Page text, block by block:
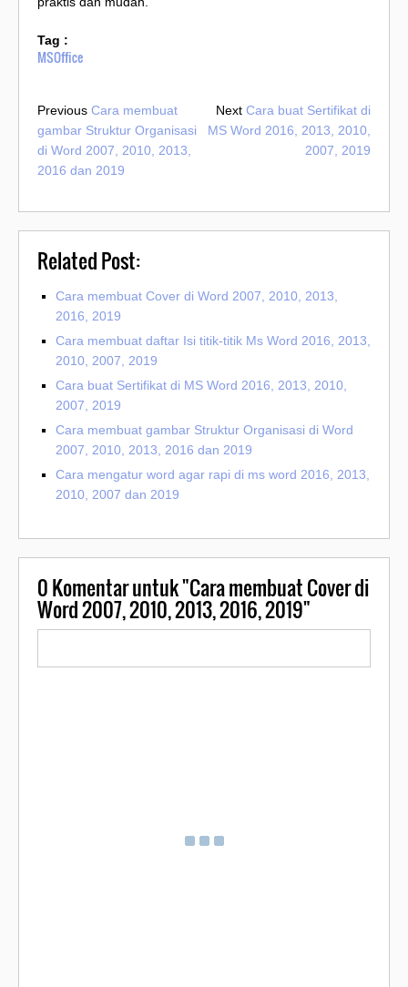
Tag :
MSOffice
Previous Cara membuat
gambar Struktur Organisasi
di Word 2007, 2010, 2013,
2016 dan 2019
Next Cara buat Sertifikat di
MS Word 2016, 2013, 2010,
2007, 2019
Related Post:
Cara membuat Cover di Word 2007, 2010, 2013,
2016, 2019
Cara membuat daftar Isi titik-titik Ms Word 2016, 2013,
2010, 2007, 2019
Cara buat Sertifikat di MS Word 2016, 2013, 2010,
2007, 2019
Cara membuat gambar Struktur Organisasi di Word
2007, 2010, 2013, 2016 dan 2019
Cara mengatur word agar rapi di ms word 2016, 2013,
2010, 2007 dan 2019
0Komentar untuk "Cara membuat Cover di
Word 2007, 2010, 2013, 2016, 2019"